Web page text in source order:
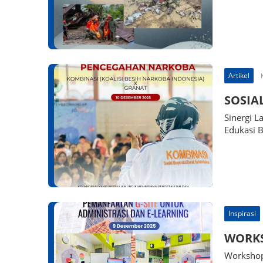
Artikel
Sinergi
Edukasi
Inspirasi